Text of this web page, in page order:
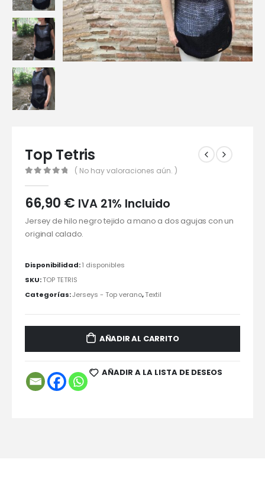
Top Tetris
( No hay valoraciones aún. )
66,90 € IVA 21% Incluido
Jersey de hilo negro tejido a mano a dos agujas con un
original calado.
Disponibilidad:1 disponibles
SKU:TOP TETRIS
Categorías:Jerseys - Top verano,Textil
AÑADIR AL CARRITO
AÑADIR A LA LISTA DE DESEOS